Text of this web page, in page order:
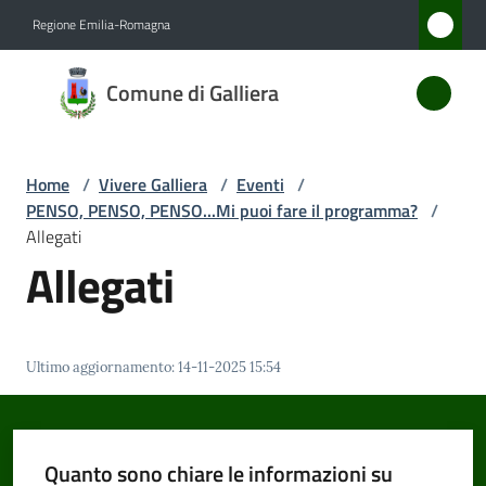
Regione Emilia-Romagna
Comune di Galliera
Comune
di
Amministrazione
Novità
Galliera
Menu selezionato
Home / Vivere Galliera / Eventi /
PENSO, PENSO, PENSO...Mi puoi fare il programma? /
Allegati
Allegati
Ultimo aggiornamento:14-11-2025 15:54
Quanto sono chiare le informazioni su